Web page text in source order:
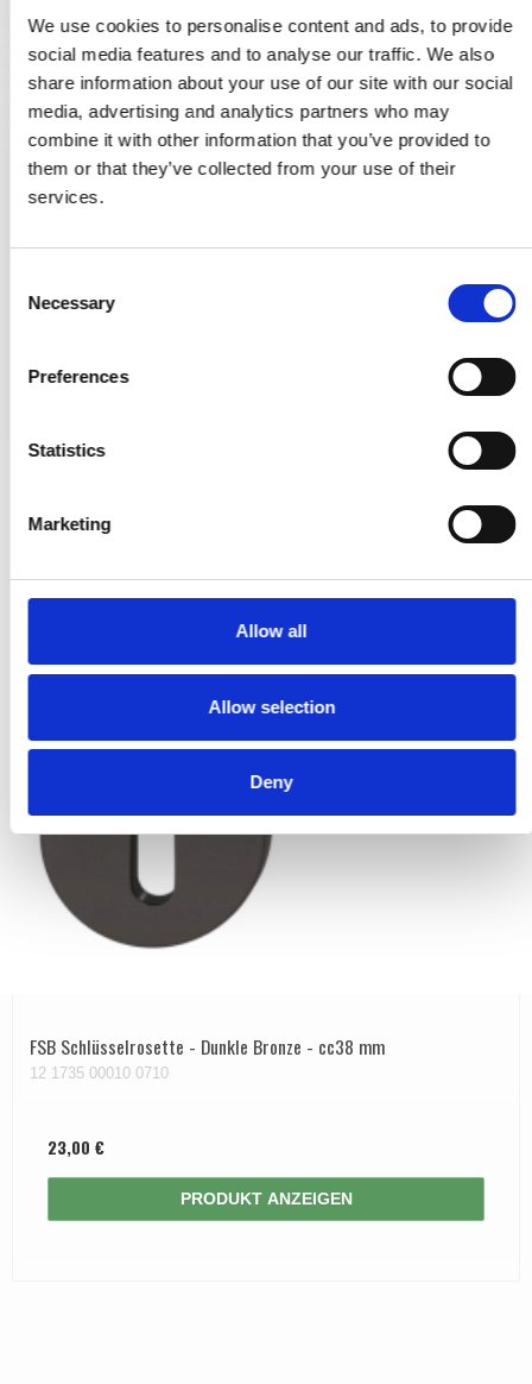
We use cookies to personalise content and ads, to provide
social media features and to analyse our traffic. We also
share information about your use of our site with our social
media, advertising and analytics partners who may
combine it with other information that you’ve provided to
them or that they’ve collected from your use of their
services.
Necessary
Preferences
Statistics
Marketing
Allow all
Allow selection
Deny
Blindrosette mit versteckten Schrauben - Kupfer - cc30mm
59,00 €
FSB Schlüsselrosette - Dunkle Bronze - cc38 mm
12 1735 00010 0710
23,00 €
PRODUKT ANZEIGEN